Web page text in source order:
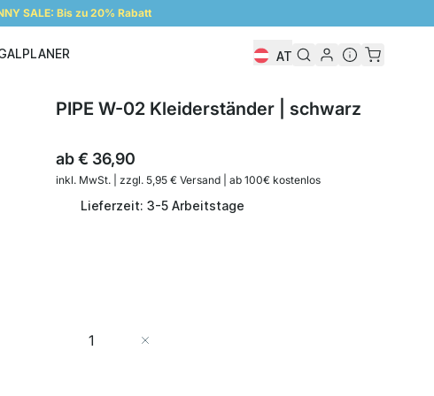
SALE: Bis zu 20% Rabatt
AT
PIPE W-02 Kleiderständer | schwarz
ab€ 36,90
inkl. MwSt. | zzgl. 5,95 € Versand | ab 100€ kostenlos
Lieferzeit: 3-5 Arbeitstage
Menge